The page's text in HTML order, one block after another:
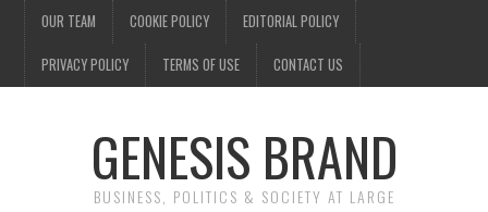
OUR TEAM COOKIE POLICY EDITORIAL POLICY
PRIVACY POLICY TERMS OF USE CONTACT US
GENESIS BRAND
BUSINESS, POLITICS & SOCIETY AT LARGE